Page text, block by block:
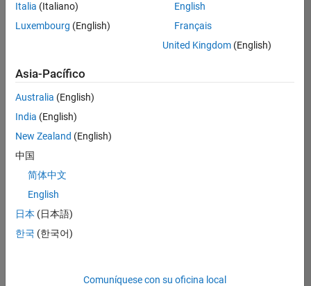
ampliar
su
todos
empleos.
Si aun
así no
ninguna
vacante
que se
a sus
cualificaciones,
Italia (Italiano)
Luxembourg (English)
English
Français
United Kingdom(English)
Asia-Pacífico
Australia (English)
India (English)
New Zealand (English)
中国
简体中文
English
日本 (日本語)
한국 (한국어)
Comuníquese con su oficina local